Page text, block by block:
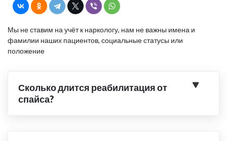
Мы не ставим на учёт к наркологу, нам не важны имена и
фамилии наших пациентов, социальные статусы или
положение
Сколько длится реабилитация от
спайса?